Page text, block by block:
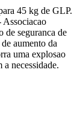
45 kg de GLP.
de seguranca de
aumento da
uma explosao
necessidade.